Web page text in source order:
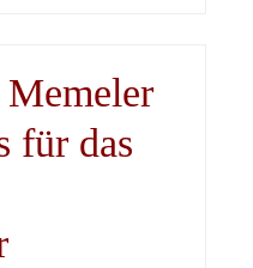
Memeler
für das